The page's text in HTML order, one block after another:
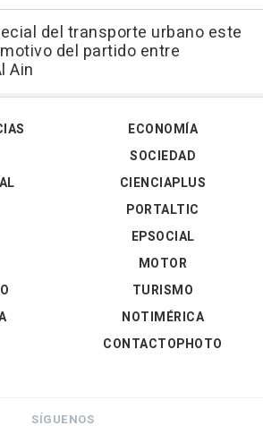
del transporte urbano este
del partido entre
Ain
ECONOMÍA
SOCIEDAD
CIENCIAPLUS
PORTALTIC
EPSOCIAL
MOTOR
TURISMO
NOTIMÉRICA
CONTACTOPHOTO
SÍGUENOS